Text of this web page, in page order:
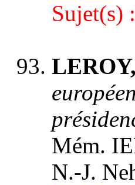
Sujet(s) :
Mém.
N.-J.